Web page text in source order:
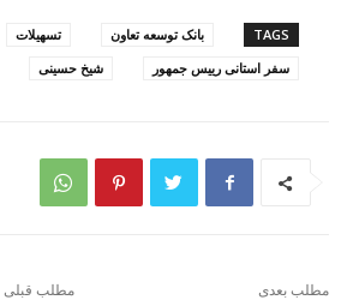
TAGS بانک توسعه تعاون
تسهیلات
سفر استانی رییس جمهور
شیخ حسینی
مطلب قبلی مطلب بعدی